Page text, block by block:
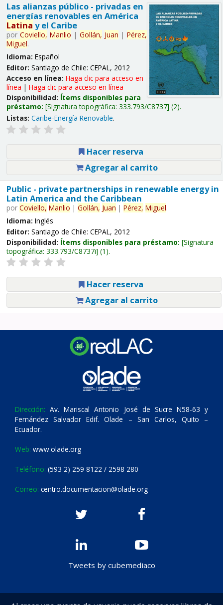
Las alianzas público - privadas en
energías renovables en América
Latina y el Caribe
por Coviello, Manlio | Gollán, Juan | Pérez,
Miguel.
Idioma: Español
Editor: Santiago de Chile: CEPAL, 2012
Acceso en línea: Haga clic para acceso en
línea | Haga clic para acceso en línea
Disponibilidad: Ítems disponibles para
préstamo: Signatura topográfica: 333.793/C8737 (2).
Listas: Caribe-Energía Renovable.
Hacer reserva
Agregar al carrito
Public - private partnerships in renewable energy in
Latin America and the Caribbean
por Coviello, Manlio | Gollán, Juan | Pérez, Miguel.
Idioma: Inglés
Editor: Santiago de Chile: CEPAL, 2012
Disponibilidad: Ítems disponibles para préstamo: Signatura
topográfica: 333.793/C8737i (1).
Hacer reserva
Agregar al carrito
Dirección: Av. Mariscal Antonio José de Sucre N58-63 y
Fernández Salvador Edif. Olade – San Carlos, Quito –
Ecuador.
Web: www.olade.org
Teléfono: (593 2) 259 8122 / 2598 280
Correo: centro.documentacion@olade.org
Tweets by cubemediaco